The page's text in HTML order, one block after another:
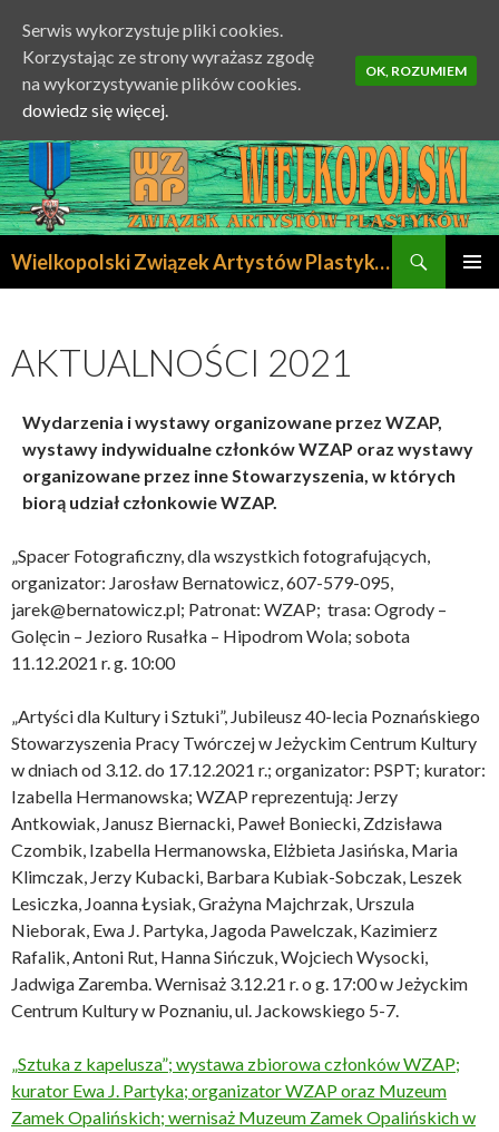
Wielkopolski Związek Artystów Plastyków
AKTUALNOŚCI 2021
Wydarzenia i wystawy organizowane przez WZAP,
wystawy indywidualne członków WZAP oraz wystawy
organizowane przez inne Stowarzyszenia, w których
biorą udział członkowie WZAP.
„Spacer Fotograficzny, dla wszystkich fotografujących,
organizator: Jarosław Bernatowicz, 607-579-095,
jarek@bernatowicz.pl; Patronat: WZAP; trasa: Ogrody –
Golęcin – Jezioro Rusałka – Hipodrom Wola; sobota
11.12.2021 r. g. 10:00
„Artyści dla Kultury i Sztuki”, Jubileusz 40-lecia Poznańskiego
Stowarzyszenia Pracy Twórczej w Jeżyckim Centrum Kultury
w dniach od 3.12. do 17.12.2021 r.; organizator: PSPT; kurator:
Izabella Hermanowska; WZAP reprezentują: Jerzy
Antkowiak, Janusz Biernacki, Paweł Boniecki, Zdzisława
Czombik, Izabella Hermanowska, Elżbieta Jasińska, Maria
Klimczak, Jerzy Kubacki, Barbara Kubiak-Sobczak, Leszek
Lesiczka, Joanna Łysiak, Grażyna Majchrzak, Urszula
Nieborak, Ewa J. Partyka, Jagoda Pawelczak, Kazimierz
Rafalik, Antoni Rut, Hanna Sińczuk, Wojciech Wysocki,
Jadwiga Zaremba. Wernisaż 3.12.21 r. o g. 17:00 w Jeżyckim
Centrum Kultury w Poznaniu, ul. Jackowskiego 5-7.
„Sztuka z kapelusza”; wystawa zbiorowa członków WZAP;
kurator Ewa J. Partyka; organizator WZAP oraz Muzeum
Zamek Opalińskich; wernisaż Muzeum Zamek Opalińskich w
Serwis wykorzystuje pliki cookies.
Korzystając ze strony wyrażasz zgodę
na wykorzystywanie plików cookies.
dowiedz się więcej.
OK, ROZUMIEM